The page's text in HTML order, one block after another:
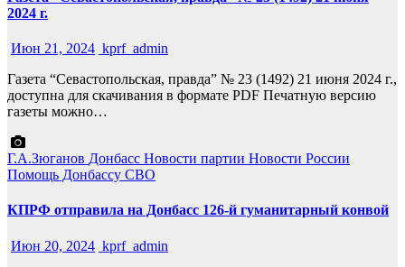
2024 г.
Июн 21, 2024 kprf_admin
Газета “Севастопольская, правда” № 23 (1492) 21 июня 2024 г.,
доступна для скачивания в формате PDF Печатную версию
газеты можно…
Г.А.Зюганов Донбасс Новости партии Новости России
Помощь Донбассу СВО
КПРФ отправила на Донбасс 126-й гуманитарный конвой
Июн 20, 2024 kprf_admin